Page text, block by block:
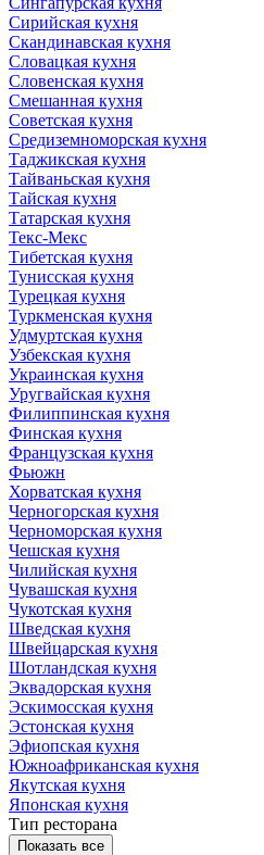
Сирийская кухня
Скандинавская кухня
Словацкая кухня
Словенская кухня
Смешанная кухня
Советская кухня
Средиземноморская кухня
Таджикская кухня
Тайваньская кухня
Тайская кухня
Татарская кухня
Текс-Мекс
Тибетская кухня
Тунисская кухня
Турецкая кухня
Туркменская кухня
Удмуртская кухня
Узбекская кухня
Украинская кухня
Уругвайская кухня
Филиппинская кухня
Финская кухня
Французская кухня
Фьюжн
Хорватская кухня
Черногорская кухня
Черноморская кухня
Чешская кухня
Чилийская кухня
Чувашская кухня
Чукотская кухня
Шведская кухня
Швейцарская кухня
Шотландская кухня
Эквадорская кухня
Эскимосская кухня
Эстонская кухня
Эфиопская кухня
Южноафриканская кухня
Якутская кухня
Японская кухня
Тип ресторана
Показать все